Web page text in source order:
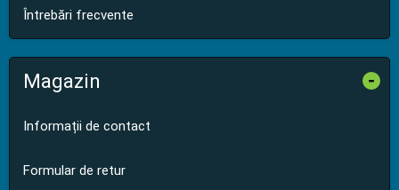
Întrebări frecvente
Magazin -
Informații de contact
Formular de retur